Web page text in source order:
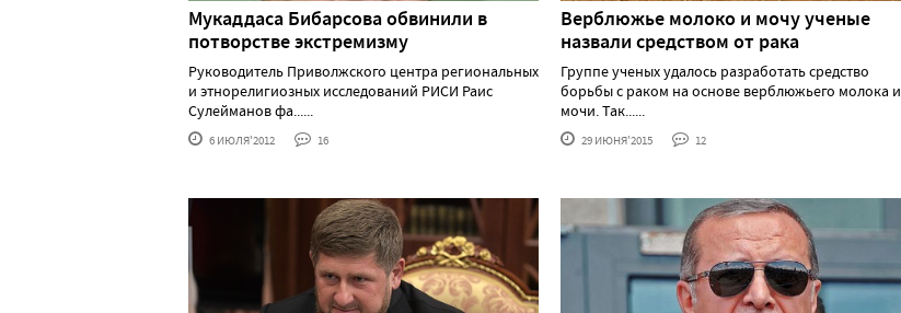
Мукаддаса Бибарсова обвинили в
потворстве экстремизму
Руководитель Приволжского центра региональных
и этнорелигиозных исследований РИСИ Раис
Сулейманов фа......
6 ИЮЛЯ'2012 16
Верблюжье молоко и мочу ученые
назвали средством от рака
Группе ученых удалось разработать средство
борьбы с раком на основе верблюжьего молока и
мочи. Так......
29 ИЮНЯ'2015 12